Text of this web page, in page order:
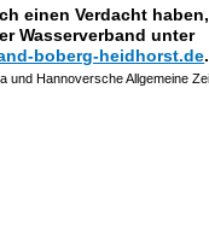
einen Verdacht
Wasserverband unter
boberg-heidhorst.de.
und Hannoversche Allgemeine